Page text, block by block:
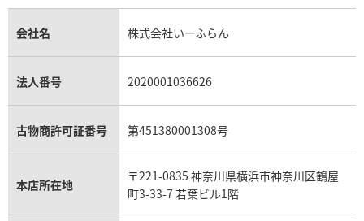
金貨買取
貴金属買取
銀・シルバー買取
パラジウム買取
トパーズ買取
タンザナイト買取
キャッツアイ買取
アクアマリン買取
パテック フィリップノーチラス買取
ヴァシュロン・コンスタンタン買取
オメガ買取
カルティエ買取
フランク ミュラー買取
リシャール・ミル買取
シャネル マトラッセ買取
セリーヌ買取
プラダ買取
ショーメ買取
ダミアーニ買取
モーブッサン買取
会社名 株式会社いーふらん
法人番号 2020001036626
古物商許可証番号 第451380001308号
本店所在地
〒221-0835 神奈川県横浜市神奈川区鶴屋
町3-33-7 若葉ビル1階